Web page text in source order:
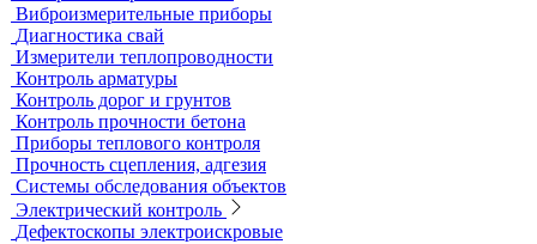
Блескомеры, колориметры
Контроль герметичности
Вакуумные рамки
Вакуумные установки
Портативные гелиевые течеискатели
Течеискатели акустические
Течеискатели корреляционные
Течеискатели многодатчиковые
Трассотечеискатели